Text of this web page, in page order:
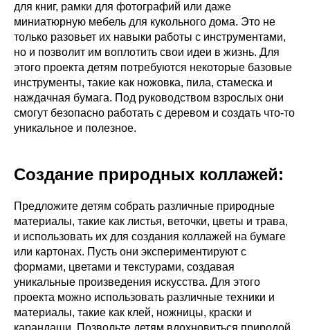
для книг, рамки для фотографий или даже
миниатюрную мебель для кукольного дома. Это не
только разовьет их навыки работы с инструментами,
но и позволит им воплотить свои идеи в жизнь. Для
этого проекта детям потребуются некоторые базовые
инструменты, такие как ножовка, пила, стамеска и
наждачная бумага. Под руководством взрослых они
смогут безопасно работать с деревом и создать что-то
уникальное и полезное.
Создание природных коллажей:
Предложите детям собрать различные природные
материалы, такие как листья, веточки, цветы и трава,
и использовать их для создания коллажей на бумаге
или картонах. Пусть они экспериментируют с
формами, цветами и текстурами, создавая
уникальные произведения искусства. Для этого
проекта можно использовать различные техники и
материалы, такие как клей, ножницы, краски и
карандаши. Позвольте детям вдохновиться природой